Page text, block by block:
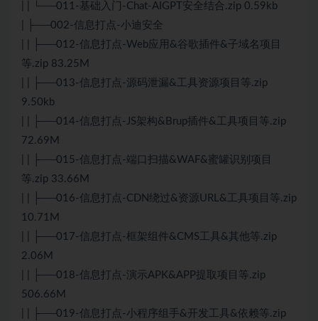
| | └──011-基础入门-Chat-AIGPT安全结合.zip 0.59kb
| ├──002-信息打点-小迪安全
| | ├──012-信息打点-Web应用&谷歌插件&子域名项目
等.zip 83.25M
| | ├──013-信息打点-源码泄漏&工具资源项目等.zip
9.50kb
| | ├──014-信息打点-JS架构&Brup插件&工具项目等.zip
72.69M
| | ├──015-信息打点-端口扫描&WAF&蜜罐识别项目
等.zip 33.66M
| | ├──016-信息打点-CDN绕过&资源URL&工具项目等.zip
10.71M
| | ├──017-信息打点-框架组件&CMS工具&其他等.zip
2.06M
| | ├──018-信息打点-演示APK&APP提取项目等.zip
506.66M
| | ├──019-信息打点-小程序组手&开发工具&依赖等.zip